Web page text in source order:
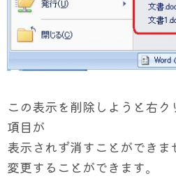
この表示を削除しようと右
項目が
表示されず消すことができま
変更することができます。